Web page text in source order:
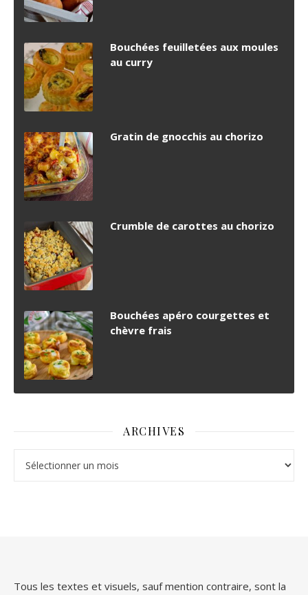
Bouchées feuilletées aux moules
au curry
Gratin de gnocchis au chorizo
Crumble de carottes au chorizo
Bouchées apéro courgettes et
chèvre frais
ARCHIVES
Tous les textes et visuels, sauf mention contraire, sont la